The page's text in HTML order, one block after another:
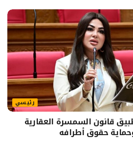
رئيسي
قانون السمسرة العقارية
حقوق أطرافه